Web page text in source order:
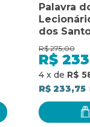
Palavra
dos
para
e votivas:
missas
comuns,
R$ 275,00
R$
4 x de R$
R$ 233,75